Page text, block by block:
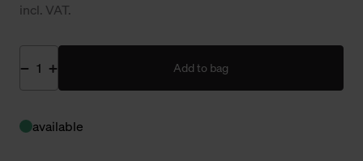
incl. VAT.
Add to bag
available